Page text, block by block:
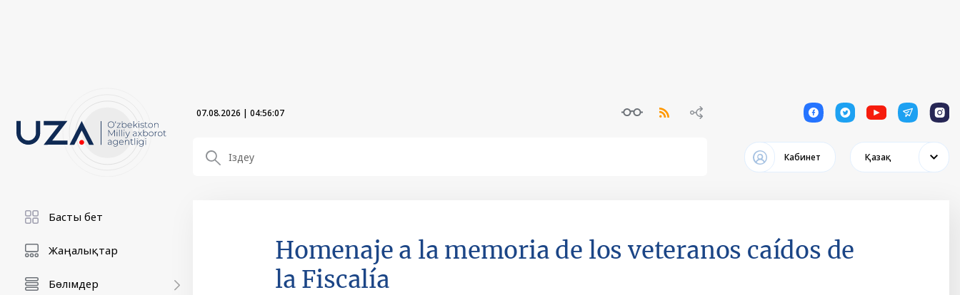
07.08.2026 | 04:56:09 1 1 1 1 1
Кабинет Қазақ
Басты бет
Жаңалықтар
Бөлімдер
Homenaje a la memoria de los veteranos caídos de
la Fiscalía